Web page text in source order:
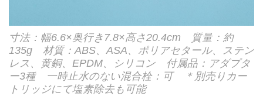
寸法：幅6.6×奥行き7.8×高さ20.4cm 質量：約
135g 材質：ABS、ASA、ポリアセタール、ステン
レス、黄銅、EPDM、シリコン 付属品：アダプタ
ー3種 一時止水のない混合栓：可 ＊別売りカー
トリッジにて塩素除去も可能